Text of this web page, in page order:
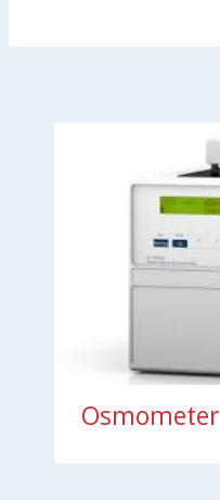
Osmometer